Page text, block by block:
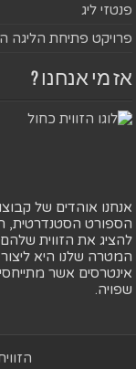
פנטזי ליג
פרויקט פתיחת הליגה
אז מי אנחנו ?
אנחנו אוהדים של
הספורט הסטנדרטית,
להציג את הזווית
המטרה שלנו היא ליצור
אינטרסים אשר
שפויה.
הזווית @2020. כל